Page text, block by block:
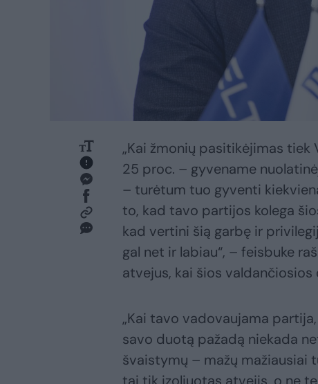
„Kai žmonių pasitikėjimas tiek
25 proc. – gyvename
– turėtum tuo gyventi
to, kad tavo partijos kolega
kad vertini šią garbę ir
gal net ir labiau“, – feisbuke
atvejus, kai šios
„Kai tavo vadovaujama
savo duotą pažadą niekada
švaistymų – mažų mažiausiai